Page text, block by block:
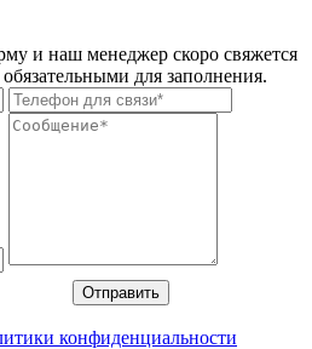
и наш менеджер скоро свяжется
для заполнения.
Отправить
конфиденциальности